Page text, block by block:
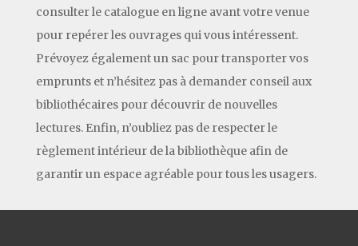
consulter le catalogue en ligne avant votre venue
pour repérer les ouvrages qui vous intéressent.
Prévoyez également un sac pour transporter vos
emprunts et n’hésitez pas à demander conseil aux
bibliothécaires pour découvrir de nouvelles
lectures. Enfin, n’oubliez pas de respecter le
règlement intérieur de la bibliothèque afin de
garantir un espace agréable pour tous les usagers.